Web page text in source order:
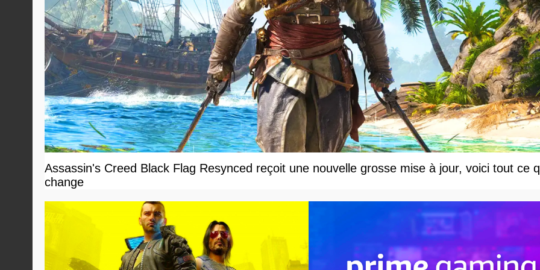
Assassin's Creed Black Flag Resynced reçoit une nouvelle grosse mise à jour, voici tout ce
change